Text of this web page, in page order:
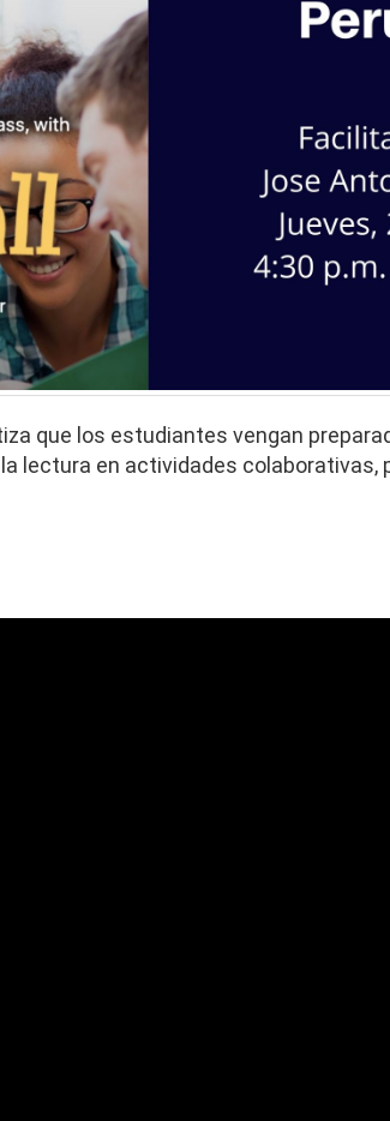
que los estudiantes vengan
lectura en actividades colaborativas,